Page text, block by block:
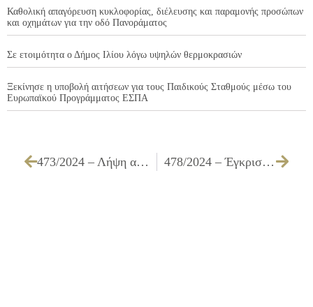
Καθολική απαγόρευση κυκλοφορίας, διέλευσης και παραμονής προσώπων
και οχημάτων για την οδό Πανοράματος
Σε ετοιμότητα ο Δήμος Ιλίου λόγω υψηλών θερμοκρασιών
Ξεκίνησε η υποβολή αιτήσεων για τους Παιδικούς Σταθμούς μέσω του
Ευρωπαϊκού Προγράμματος ΕΣΠΑ
473/2024 – Λήψη απόφασης για απαλλαγή ή μη των προσαυξήσεων εκπρόθεσμων καταβολών (κωδ. 48260 & κωδ. 49093) 478/2024 – Έγκριση παράτασης της οριζόμενης προθεσμίας σύμβασης που αφορά την «Προμήθεια ειδών καθαριότητας, απολυμαντικών και αντισηπτικών υλικών για τις ανάγκες των Υπηρεσιών του Δήμου Ιλίου (1η – 2η – 3η ομάδα)»